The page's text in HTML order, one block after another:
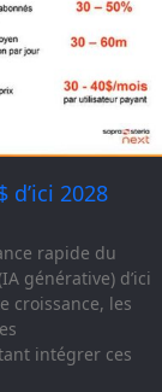
d’ici 2028
rapide du
générative) d’ici
croissance, les
intégrer ces